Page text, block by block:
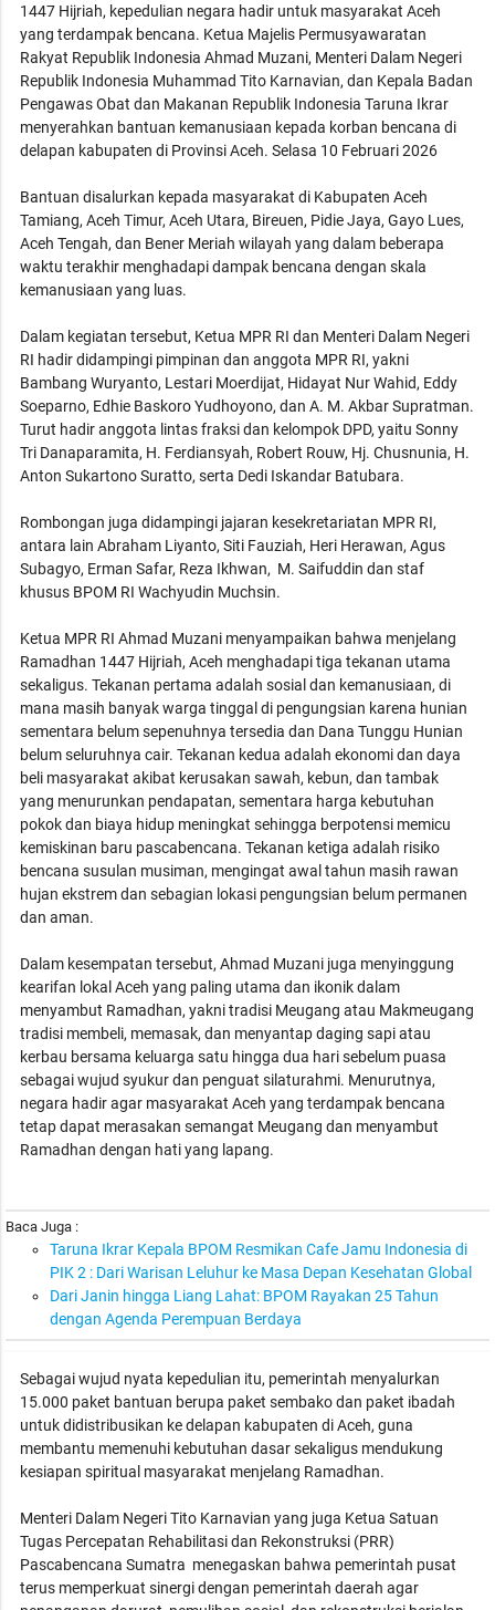
1447 Hijriah, kepedulian negara hadir untuk masyarakat Aceh
yang terdampak bencana. Ketua Majelis Permusyawaratan
Rakyat Republik Indonesia Ahmad Muzani, Menteri Dalam Negeri
Republik Indonesia Muhammad Tito Karnavian, dan Kepala Badan
Pengawas Obat dan Makanan Republik Indonesia Taruna Ikrar
menyerahkan bantuan kemanusiaan kepada korban bencana di
delapan kabupaten di Provinsi Aceh. Selasa 10 Februari 2026
Bantuan disalurkan kepada masyarakat di Kabupaten Aceh
Tamiang, Aceh Timur, Aceh Utara, Bireuen, Pidie Jaya, Gayo Lues,
Aceh Tengah, dan Bener Meriah wilayah yang dalam beberapa
waktu terakhir menghadapi dampak bencana dengan skala
kemanusiaan yang luas.
Dalam kegiatan tersebut, Ketua MPR RI dan Menteri Dalam Negeri
RI hadir didampingi pimpinan dan anggota MPR RI, yakni
Bambang Wuryanto, Lestari Moerdijat, Hidayat Nur Wahid, Eddy
Soeparno, Edhie Baskoro Yudhoyono, dan A. M. Akbar Supratman.
Turut hadir anggota lintas fraksi dan kelompok DPD, yaitu Sonny
Tri Danaparamita, H. Ferdiansyah, Robert Rouw, Hj. Chusnunia, H.
Anton Sukartono Suratto, serta Dedi Iskandar Batubara.
Rombongan juga didampingi jajaran kesekretariatan MPR RI,
antara lain Abraham Liyanto, Siti Fauziah, Heri Herawan, Agus
Subagyo, Erman Safar, Reza Ikhwan, M. Saifuddin dan staf
khusus BPOM RI Wachyudin Muchsin.
Ketua MPR RI Ahmad Muzani menyampaikan bahwa menjelang
Ramadhan 1447 Hijriah, Aceh menghadapi tiga tekanan utama
sekaligus. Tekanan pertama adalah sosial dan kemanusiaan, di
mana masih banyak warga tinggal di pengungsian karena hunian
sementara belum sepenuhnya tersedia dan Dana Tunggu Hunian
belum seluruhnya cair. Tekanan kedua adalah ekonomi dan daya
beli masyarakat akibat kerusakan sawah, kebun, dan tambak
yang menurunkan pendapatan, sementara harga kebutuhan
pokok dan biaya hidup meningkat sehingga berpotensi memicu
kemiskinan baru pascabencana. Tekanan ketiga adalah risiko
bencana susulan musiman, mengingat awal tahun masih rawan
hujan ekstrem dan sebagian lokasi pengungsian belum permanen
dan aman.
Dalam kesempatan tersebut, Ahmad Muzani juga menyinggung
kearifan lokal Aceh yang paling utama dan ikonik dalam
menyambut Ramadhan, yakni tradisi Meugang atau Makmeugang
tradisi membeli, memasak, dan menyantap daging sapi atau
kerbau bersama keluarga satu hingga dua hari sebelum puasa
sebagai wujud syukur dan penguat silaturahmi. Menurutnya,
negara hadir agar masyarakat Aceh yang terdampak bencana
tetap dapat merasakan semangat Meugang dan menyambut
Ramadhan dengan hati yang lapang.
Baca Juga :
Taruna Ikrar Kepala BPOM Resmikan Cafe Jamu Indonesia di
PIK 2 : Dari Warisan Leluhur ke Masa Depan Kesehatan Global
Dari Janin hingga Liang Lahat: BPOM Rayakan 25 Tahun
dengan Agenda Perempuan Berdaya
Sebagai wujud nyata kepedulian itu, pemerintah menyalurkan
15.000 paket bantuan berupa paket sembako dan paket ibadah
untuk didistribusikan ke delapan kabupaten di Aceh, guna
membantu memenuhi kebutuhan dasar sekaligus mendukung
kesiapan spiritual masyarakat menjelang Ramadhan.
Menteri Dalam Negeri Tito Karnavian yang juga Ketua Satuan
Tugas Percepatan Rehabilitasi dan Rekonstruksi (PRR)
Pascabencana Sumatra menegaskan bahwa pemerintah pusat
terus memperkuat sinergi dengan pemerintah daerah agar